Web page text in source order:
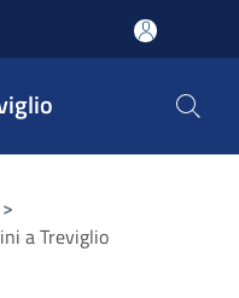
>
a Treviglio